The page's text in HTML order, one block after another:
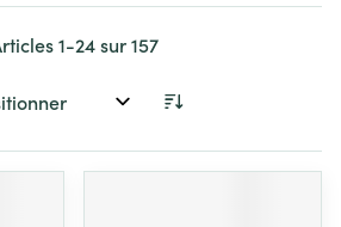
1-24sur157
par: